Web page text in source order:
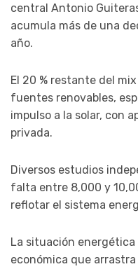
central Antonio
acumula más de una
año.
El 20 % restante del
fuentes renovables,
impulso a la solar, con
privada.
Diversos estudios
falta entre 8,000 y
reflotar el sistema
La situación
económica que